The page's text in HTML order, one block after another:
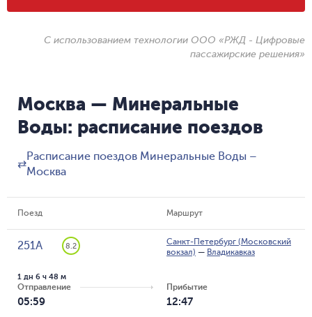
С использованием технологии ООО «РЖД - Цифровые
пассажирские решения»
Москва — Минеральные
Воды: расписание поездов
⇄
Расписание поездов Минеральные Воды –
Москва
Поезд Маршрут
251А 8.2
Санкт-Петербург (Московский
вокзал) — Владикавказ
Отправление
05:59
1 дн 6 ч 48 м
Прибытие
12:47